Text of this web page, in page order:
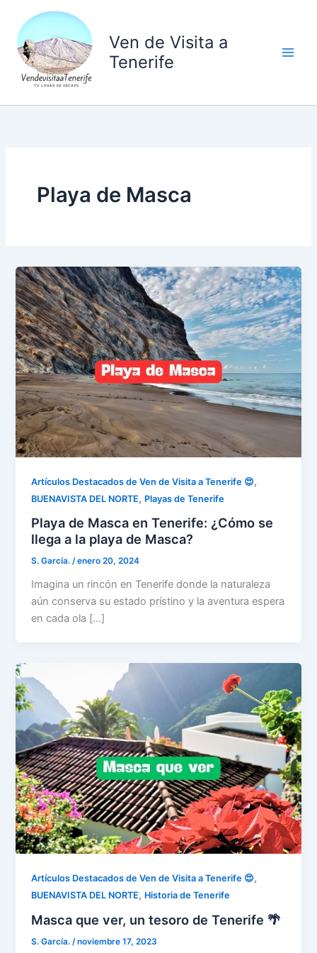
contenido
Ven de Visita a
Tenerife
Playa de Masca
Artículos Destacados de Ven de Visita a Tenerife 😍,
BUENAVISTA DEL NORTE, Playas de Tenerife
Playa de Masca en Tenerife: ¿Cómo se
llega a la playa de Masca?
S. García./enero 20, 2024
Imagina un rincón en Tenerife donde la naturaleza
aún conserva su estado prístino y la aventura espera
en cada ola […]
Artículos Destacados de Ven de Visita a Tenerife 😍,
BUENAVISTA DEL NORTE, Historia de Tenerife
Masca que ver, un tesoro de Tenerife 🌴
S. García. /noviembre 17, 2023